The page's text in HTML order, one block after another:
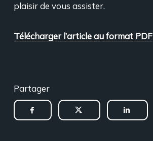
plaisir de vous assister.
Télécharger l’article au format PDF
Partager